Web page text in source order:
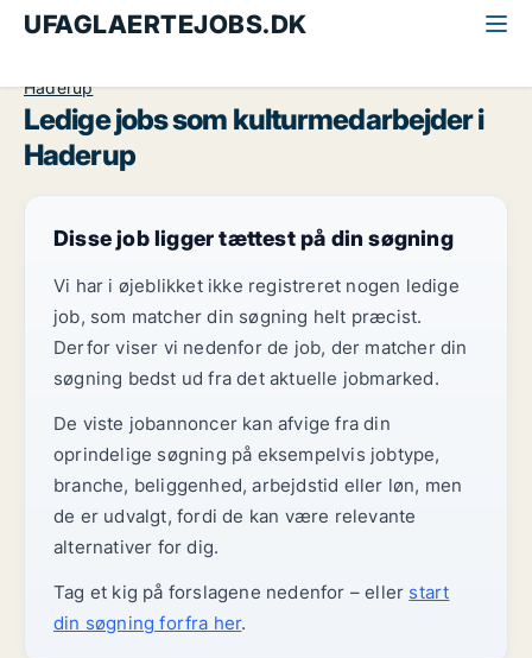
UFAGLAERTEJOBS.DK
Haderup
Ledige jobs som kulturmedarbejder i
Haderup
Disse job ligger tættest på din søgning
Vi har i øjeblikket ikke registreret nogen ledige
job, som matcher din søgning helt præcist.
Derfor viser vi nedenfor de job, der matcher din
søgning bedst ud fra det aktuelle jobmarked.
De viste jobannoncer kan afvige fra din
oprindelige søgning på eksempelvis jobtype,
branche, beliggenhed, arbejdstid eller løn, men
de er udvalgt, fordi de kan være relevante
alternativer for dig.
Tag et kig på forslagene nedenfor – eller start
din søgning forfra her.